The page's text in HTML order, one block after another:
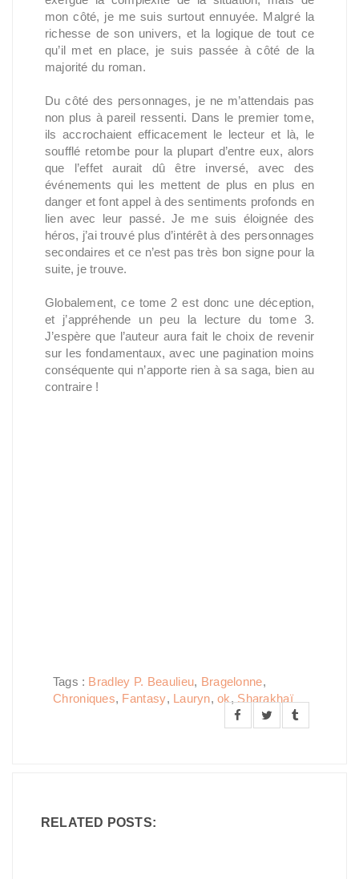
mon côté, je me suis surtout ennuyée. Malgré la
richesse de son univers, et la logique de tout ce
qu’il met en place, je suis passée à côté de la
majorité du roman.
Du côté des personnages, je ne m’attendais pas
non plus à pareil ressenti. Dans le premier tome,
ils accrochaient efficacement le lecteur et là, le
soufflé retombe pour la plupart d’entre eux, alors
que l’effet aurait dû être inversé, avec des
événements qui les mettent de plus en plus en
danger et font appel à des sentiments profonds en
lien avec leur passé. Je me suis éloignée des
héros, j’ai trouvé plus d’intérêt à des personnages
secondaires et ce n’est pas très bon signe pour la
suite, je trouve.
Globalement, ce tome 2 est donc une déception,
et j’appréhende un peu la lecture du tome 3.
J’espère que l’auteur aura fait le choix de revenir
sur les fondamentaux, avec une pagination moins
conséquente qui n’apporte rien à sa saga, bien au
contraire !
Tags : Bradley P. Beaulieu, Bragelonne,
Chroniques, Fantasy, Lauryn,ok, Sharakhaï
RELATED POSTS: